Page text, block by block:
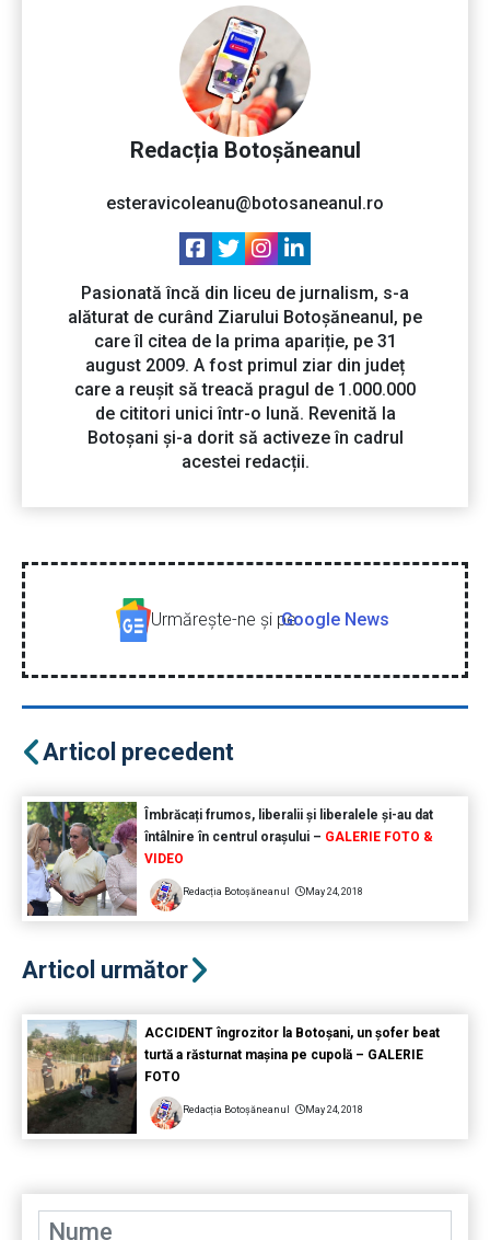
Redacția Botoșăneanul
esteravicoleanu@botosaneanul.ro
Pasionată încă din liceu de jurnalism, s-a
alăturat de curând Ziarului Botoșăneanul, pe
care îl citea de la prima apariție, pe 31
august 2009. A fost primul ziar din județ
care a reușit să treacă pragul de 1.000.000
de cititori unici într-o lună. Revenită la
Botoșani și-a dorit să activeze în cadrul
acestei redacții.
Urmăreşte-ne şi peGoogle News
Articol precedent
Îmbrăcați frumos, liberalii și liberalele și-au dat
întâlnire în centrul orașului – GALERIE FOTO &
VIDEO
Redacția Botoșăneanul May 24, 2018
Articol următor
ACCIDENT îngrozitor la Botoșani, un șofer beat
turtă a răsturnat mașina pe cupolă – GALERIE
FOTO
Redacția Botoșăneanul May 24, 2018